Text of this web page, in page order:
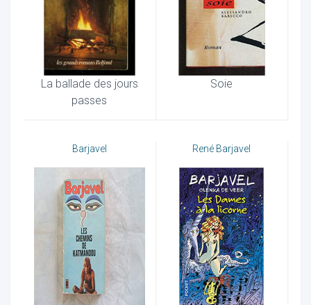
La ballade des jours
passes
Soie
Barjavel René Barjavel